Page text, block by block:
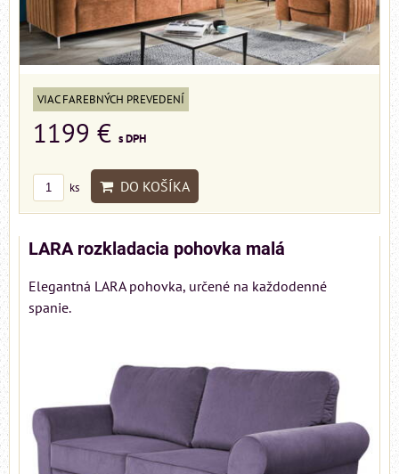
VIAC FAREBNÝCH PREVEDENÍ
1199 € s DPH
ks DO KOŠÍKA
LARA rozkladacia pohovka malá
Elegantná LARA pohovka, určené na každodenné
spanie.